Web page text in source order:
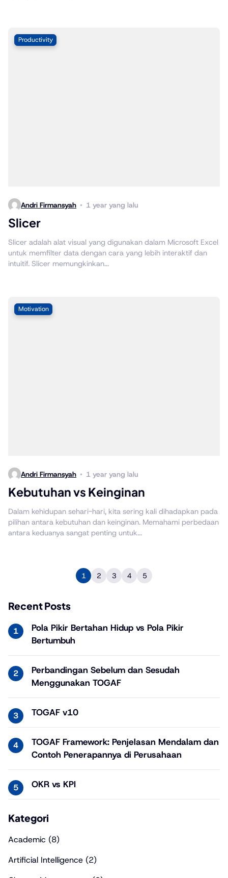
Productivity
Andri Firmansyah 1 year yang lalu
Slicer
Slicer adalah alat visual yang digunakan dalam Microsoft Excel
untuk memfilter data dengan cara yang lebih interaktif dan
intuitif. Slicer memungkinkan...
Motivation
Andri Firmansyah 1 year yang lalu
Kebutuhan vs Keinginan
Dalam kehidupan sehari-hari, kita sering kali dihadapkan pada
pilihan antara kebutuhan dan keinginan. Memahami perbedaan
antara keduanya sangat penting untuk...
1 2 3 4 5
Recent Posts
Pola Pikir Bertahan Hidup vs Pola Pikir
Bertumbuh
Perbandingan Sebelum dan Sesudah
Menggunakan TOGAF
TOGAF v10
TOGAF Framework: Penjelasan Mendalam dan
Contoh Penerapannya di Perusahaan
OKR vs KPI
Kategori
Academic (8)
Artificial Intelligence (2)